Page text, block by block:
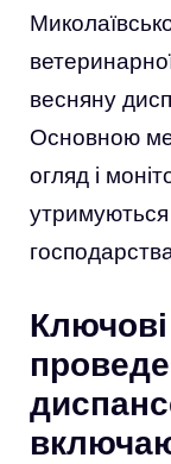
весняну
Основною
огляд і